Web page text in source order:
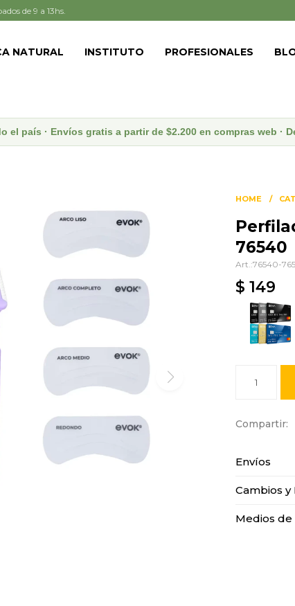
NATURAL INSTITUTO PROFESIONALES
de 9 a 13hs.
el país · Envíos gratis a partir de $2.200 en compras web ·
HOME
76540
76540-
$ 149
1
Envíos
Cambios
Medios de